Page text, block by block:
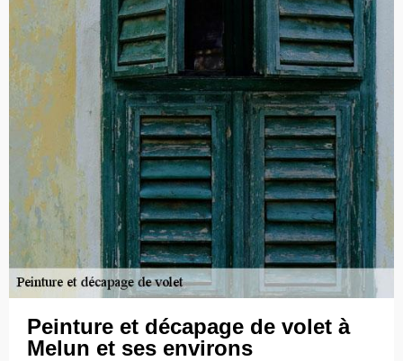
Peinture et décapage de volet à
Melun et ses environs